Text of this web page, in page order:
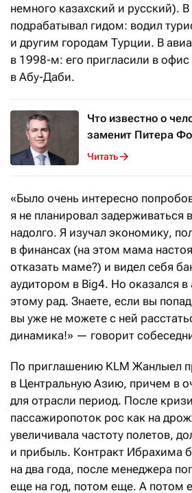
немного казахский и русский). В
подрабатывал гидом: водил
и другим городам Турции. В
в 1998-м: его пригласили в офис
в Абу-Даби.
Что известно о
заменит Питера
Читать
«Было очень интересно
я не планировал задерживаться
надолго. Я изучал экономику,
в финансах (на этом мама
отказать маме?) и видел себя
аудитором в Big4. Но оказался
этому рад. Знаете, если вы
вы уже не можете с ней
динамика!» — говорит
По приглашению KLM Жанлыел
в Центральную Азию, причем в
для отрасли период. После
пассажиропоток рос как на
увеличивала частоту полетов,
и прибыль. Контракт Ибрахима
на два года, после менеджера
еще на год, потом еще. А потом